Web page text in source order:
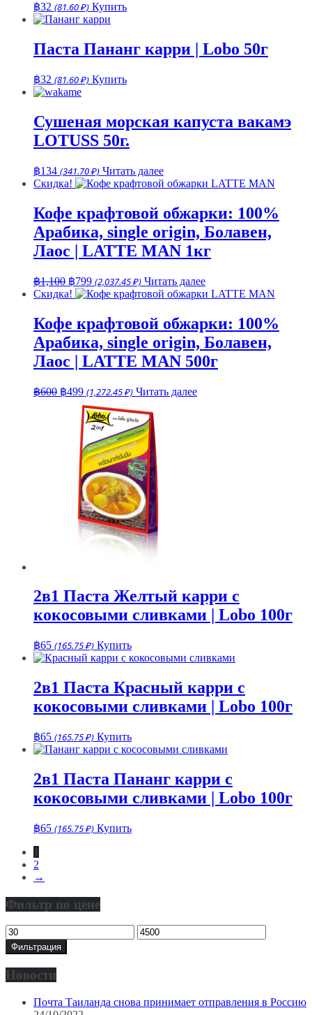
฿32 (81.60 ₽) Купить
Паста Пананг карри | Lobo 50г
฿32 (81.60 ₽) Купить
Сушеная морская капуста вакамэ
LOTUSS 50г.
฿134 (341.70 ₽) Читать далее
Скидка!
Кофе крафтовой обжарки: 100%
Арабика, single origin, Болавен,
Лаос | LATTE MAN 1кг
฿1,100 Первоначальная
цена
฿799Текущая
цена:
(2,037.45 ₽) Читать далее
Скидка!
Кофе крафтовой обжарки: 100%
Арабика, single origin, Болавен,
Лаос | LATTE MAN 500г
฿600 Первоначальная
составляла
฿600.
฿499Текущая
цена:
฿499.
(1,272.45 ₽) Читать далее
2в1 Паста Желтый карри с
кокосовыми сливками | Lobo 100г
฿65 (165.75 ₽) Купить
2в1 Паста Красный карри с
кокосовыми сливками | Lobo 100г
฿65 (165.75 ₽) Купить
2в1 Паста Пананг карри с
кокосовыми сливками | Lobo 100г
฿65 (165.75 ₽) Купить
1
2
→
Фильтр по цене
Минимальная
цена
Максимальная
цена
Фильтрация
Новости
Почта Таиланда снова принимает отправления в Россию